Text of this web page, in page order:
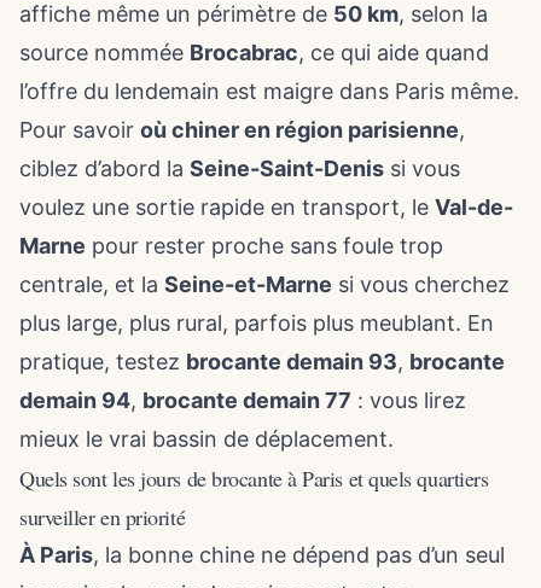
affiche même un périmètre de 50 km, selon la
source nommée Brocabrac, ce qui aide quand
l’offre du lendemain est maigre dans Paris même.
Pour savoir où chiner en région parisienne,
ciblez d’abord la Seine-Saint-Denis si vous
voulez une sortie rapide en transport, le Val-de-
Marne pour rester proche sans foule trop
centrale, et la Seine-et-Marne si vous cherchez
plus large, plus rural, parfois plus meublant. En
pratique, testez brocante demain 93, brocante
demain 94, brocante demain 77 : vous lirez
mieux le vrai bassin de déplacement.
Quels sont les jours de brocante à Paris et quels quartiers
surveiller en priorité
À Paris, la bonne chine ne dépend pas d’un seul